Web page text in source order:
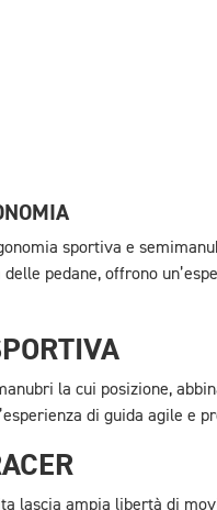
sportiva e
pedane, offrono
la cui posizione,
di guida agile e
lascia ampia libertà di